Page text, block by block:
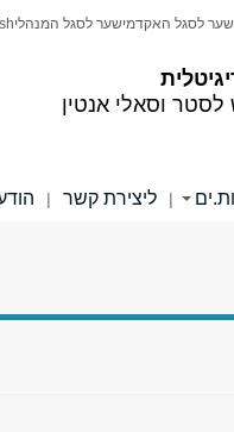
וסאלי אנטין
שער לסגל האקדמישער לסגל המנהלי
| ליצירת קשר |